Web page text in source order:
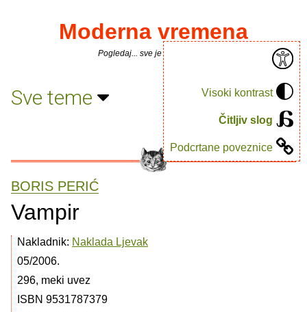
Visoki kontrast
Čitljiv slog
Podcrtane poveznice
Moderna vremena
Pogledaj... sve je puno knjiga.
Sve teme
BORIS PERIĆ
Vampir
Nakladnik: Naklada Ljevak
05/2006.
296, meki uvez
ISBN 9531787379